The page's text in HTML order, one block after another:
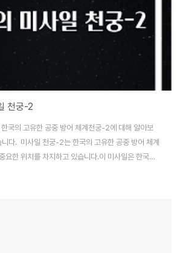
천궁-2
국의 고유한 공중 방어 체계천궁-2에 대해 알아보
다. 미사일 천궁-2는 한국의 고유한 공중 방어 체계
요한 위치를 차지하고 있습니다.이 미사일은 한국의
대에 기여하고 있으며, 주변국의 군사적 위협에 효